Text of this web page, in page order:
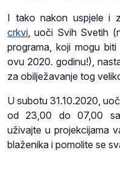
I tako nakon uspjele i
crkvi , uoči Svih Svetih
programa, koji mogu
ovu 2020. godinu!),
za obilježavanje tog
U subotu 31.10.2020,
od 23,00 do 07,00
uživajte u projekcijama
blaženika i pomolite se